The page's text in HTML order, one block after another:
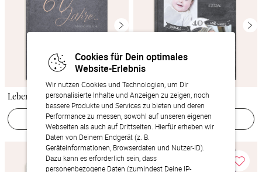
Cookies für Dein optimales
Website-Erlebnis
Wir nutzen Cookies und Technologien, um Dir
personalisierte Inhalte und Anzeigen zu zeigen, noch
bessere Produkte und Services zu bieten und deren
Performance zu messen, sowohl auf unseren eigenen
Webseiten als auch auf Drittseiten. Hierfür erheben wir
Daten von Deinem Endgerät (z. B.
Geräteinformationen, Browserdaten und Nutzer-ID).
Dazu kann es erforderlich sein, dass
personenbezogene Daten (zumindest Deine IP-
Lebenstraum 60
Jetzt gestalten
Jahrestafel
Jetzt gestalten